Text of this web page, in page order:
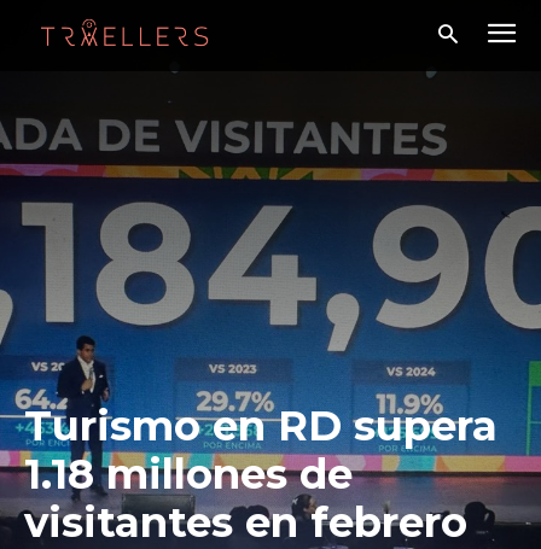
Turismo en RD supera
1.18 millones de
visitantes en febrero